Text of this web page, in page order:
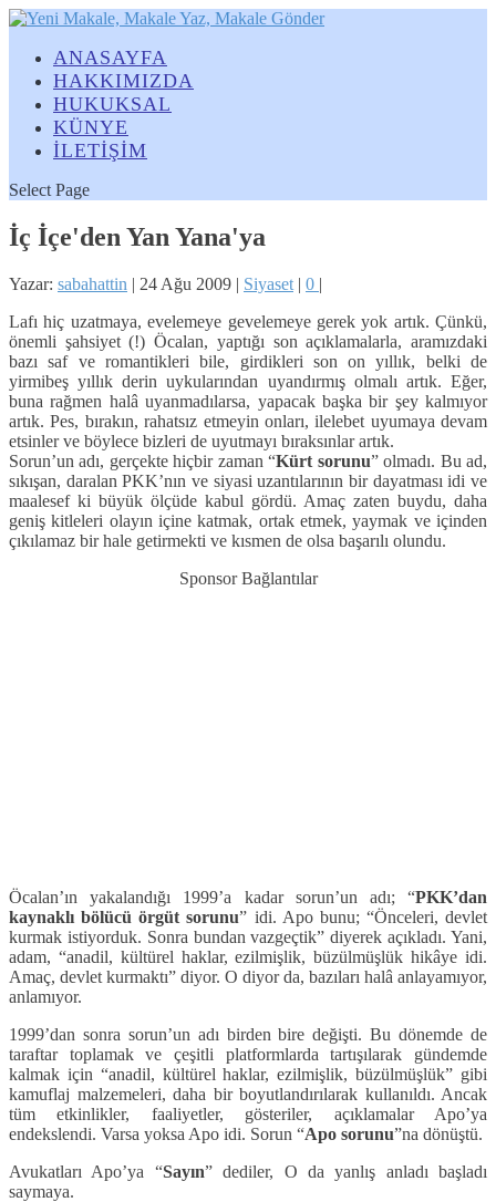
ANASAYFA
HAKKIMIZDA
HUKUKSAL
KÜNYE
İLETİŞİM
Select Page
İç İçe'den Yan Yana'ya
Yazar: sabahattin | 24 Ağu 2009 | Siyaset | 0 |
Lafı hiç uzatmaya, evelemeye gevelemeye gerek yok artık. Çünkü,
önemli şahsiyet (!) Öcalan, yaptığı son açıklamalarla, aramızdaki
bazı saf ve romantikleri bile, girdikleri son on yıllık, belki de
yirmibeş yıllık derin uykularından uyandırmış olmalı artık. Eğer,
buna rağmen halâ uyanmadılarsa, yapacak başka bir şey kalmıyor
artık. Pes, bırakın, rahatsız etmeyin onları, ilelebet uyumaya devam
etsinler ve böylece bizleri de uyutmayı bıraksınlar artık.
Sorun’un adı, gerçekte hiçbir zaman “Kürt sorunu” olmadı. Bu ad,
sıkışan, daralan PKK’nın ve siyasi uzantılarının bir dayatması idi ve
maalesef ki büyük ölçüde kabul gördü. Amaç zaten buydu, daha
geniş kitleleri olayın içine katmak, ortak etmek, yaymak ve içinden
çıkılamaz bir hale getirmekti ve kısmen de olsa başarılı olundu.
Sponsor Bağlantılar
Öcalan’ın yakalandığı 1999’a kadar sorun’un adı; “PKK’dan
kaynaklı bölücü örgüt sorunu” idi. Apo bunu; “Önceleri, devlet
kurmak istiyorduk. Sonra bundan vazgeçtik” diyerek açıkladı. Yani,
adam, “anadil, kültürel haklar, ezilmişlik, büzülmüşlük hikâye idi.
Amaç, devlet kurmaktı” diyor. O diyor da, bazıları halâ anlayamıyor,
anlamıyor.
1999’dan sonra sorun’un adı birden bire değişti. Bu dönemde de
taraftar toplamak ve çeşitli platformlarda tartışılarak gündemde
kalmak için “anadil, kültürel haklar, ezilmişlik, büzülmüşlük” gibi
kamuflaj malzemeleri, daha bir boyutlandırılarak kullanıldı. Ancak
tüm etkinlikler, faaliyetler, gösteriler, açıklamalar Apo’ya
endekslendi. Varsa yoksa Apo idi. Sorun “Apo sorunu”na dönüştü.
Avukatları Apo’ya “Sayın” dediler, O da yanlış anladı başladı
saymaya.